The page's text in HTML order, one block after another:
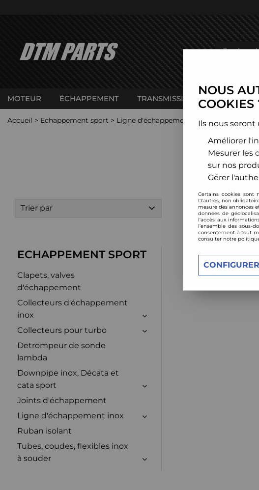
MOTEUR ÉCHAPPEMENT TRANSMISSION CHÂSSIS
Accueil > Echappement sport > Ligne d'échappement inox (sup) >Bmw >
Trier par
ECHAPPEMENT SPORT
Clapets, valves
d'échappement
Collecteurs d'échappement
inox
Collecteurs pour turbo
Detrompeur de sonde
lambda
Downpipe inox, Décata et
cata sport
Joints d'échappement
Ligne d'échappement inox
Ruban isolant
Tubes, coudes, flexibles inox
à souder
NOUS
COOKIES
Ils nous seront
Améliorer
Mesurer les
sur nos
Gérer
Certains cookies sont
D'autres, non
mesure des annonces
données de
l'accès aux
l’ensemble des sous-
consentement à tout
consulter notre
CONFIGURER